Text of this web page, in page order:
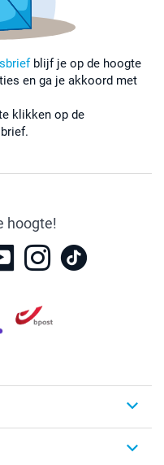
blijf je op de hoogte
en ga je akkoord met
klikken op de
hoogte!